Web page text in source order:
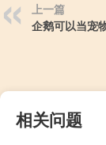
上一篇
企鹅可以当宠
相关问题